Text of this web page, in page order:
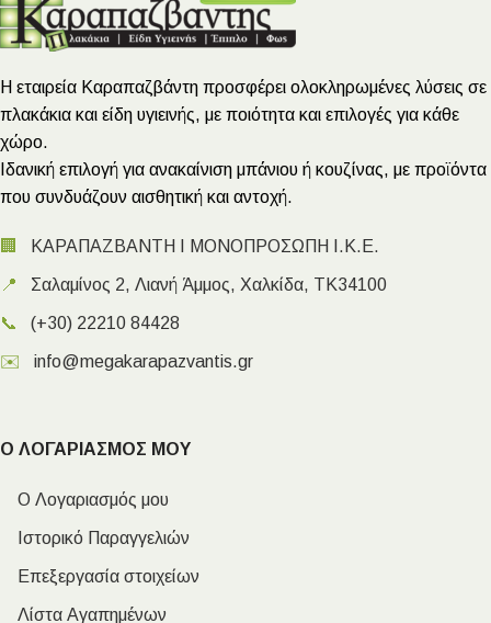
Η εταιρεία Καραπαζβάντη προσφέρει ολοκληρωμένες λύσεις σε
πλακάκια και είδη υγιεινής, με ποιότητα και επιλογές για κάθε
χώρο.
Ιδανική επιλογή για ανακαίνιση μπάνιου ή κουζίνας, με προϊόντα
που συνδυάζουν αισθητική και αντοχή.
🏢 ΚΑΡΑΠΑΖΒΑΝΤΗ Ι ΜΟΝΟΠΡΟΣΩΠΗ Ι.Κ.Ε.
📍 Σαλαμίνος 2, Λιανή Άμμος, Χαλκίδα, ΤΚ34100
📞 (+30) 22210 84428
✉️ info@megakarapazvantis.gr
Ο ΛΟΓΑΡΙΑΣΜΟΣ ΜΟΥ
Ο Λογαριασμός μου
Ιστορικό Παραγγελιών
Επεξεργασία στοιχείων
Λίστα Αγαπημένων